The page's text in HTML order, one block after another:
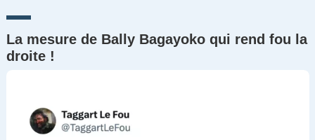
La mesure de Bally Bagayoko qui rend fou la
droite !